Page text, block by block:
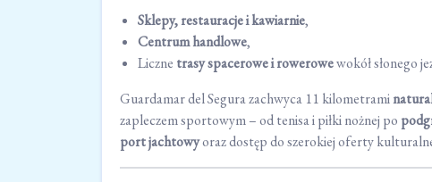
Sklepy, restauracje i kawiarnie,
Centrum handlowe,
Liczne trasy spacerowe i rowerowewokół słonego
Guardamar del Segura zachwyca 11 kilometrami
zapleczem sportowym – od tenisa i piłki nożnej po
port jachtowyoraz dostęp do szerokiej oferty